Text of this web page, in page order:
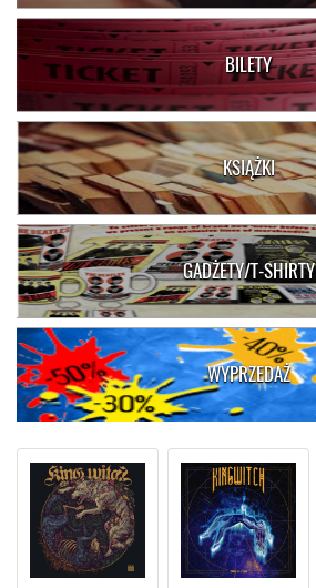
BILETY
KSIĄŻKI
GADŻETY/T-SHIRTY
WYPRZEDAŻ